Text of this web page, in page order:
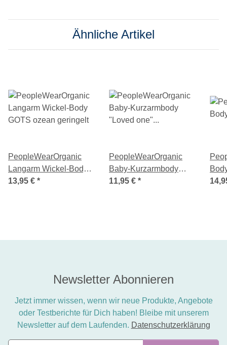
Ähnliche Artikel
PeopleWearOrganic
Langarm Wickel-Body
GOTS ozean geringelt
13,95 € *
PeopleWearOrganic
Baby-Kurzarmbody
"Loved one" honiggelb
11,95 € *
Newsletter Abonnieren
Jetzt immer wissen, wenn wir neue Produkte, Angebote
oder Testberichte für Dich haben! Bleibe mit unserem
Newsletter auf dem Laufenden. Datenschutzerklärung